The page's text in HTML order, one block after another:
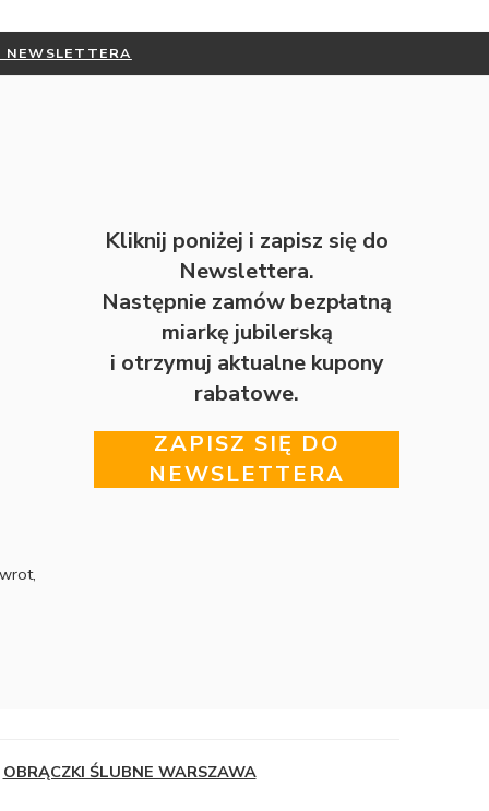
Kliknij poniżej i zapisz się do
Newslettera.
Następnie zamów bezpłatną
miarkę jubilerską
i otrzymuj aktualne kupony
rabatowe.
ZAPISZ SIĘ DO
NEWSLETTERA
OBRĄCZKI ŚLUBNE WARSZAWA